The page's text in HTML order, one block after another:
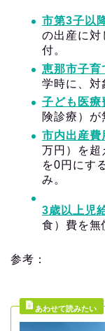
市第3子以
の出産に対
付。
恵那市子育
学時に、対
子ども医療
険診療）が
市内出産費
万円）を超
を0円にす
み。
3歳以上児
食）費を無
参考：